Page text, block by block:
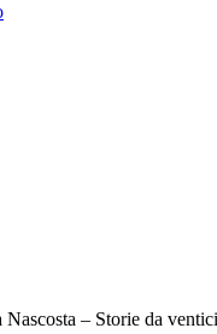
Nascosta – Storie da